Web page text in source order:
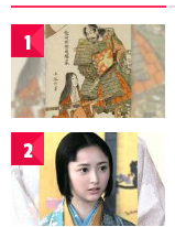
1
2